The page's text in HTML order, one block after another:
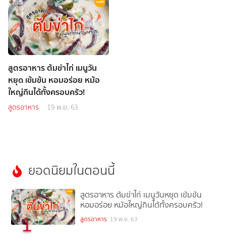
สูตรอาหาร ต้มข่าไก่ เมนูวัน
หยุด เข้มข้น หอมอร่อย หม้อ
ใหญ่กินได้ทั้งครอบครัว!
สูตรอาหาร 19 พ.ย. 63
ยอดนิยมในตอนนี้
1
สูตรอาหาร ต้มข่าไก่ เมนูวันหยุด เข้มข้น
หอมอร่อย หม้อใหญ่กินได้ทั้งครอบครัว!
สูตรอาหาร 19 พ.ย. 63